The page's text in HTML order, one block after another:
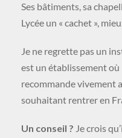
Ses bâtiments, sa
Lycée un « cachet »,
Je ne regrette pas un
est un établissement où
recommande vivement
souhaitant rentrer en
Un conseil ? Je crois